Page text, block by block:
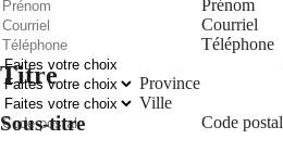
Titre
Sous-titre
Prénom
Courriel
Téléphone
Province
Ville
Code postal